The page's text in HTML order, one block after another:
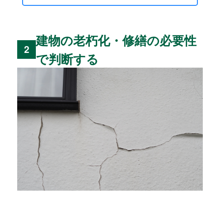
2
建物の老朽化・修繕の必要性
で判断する